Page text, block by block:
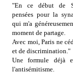
"En ce début de
pensées pour la
qui m'a
moment de partage.
Avec moi, Paris ne
et de discrimination."
Une formule déjà
l'antisémitisme.